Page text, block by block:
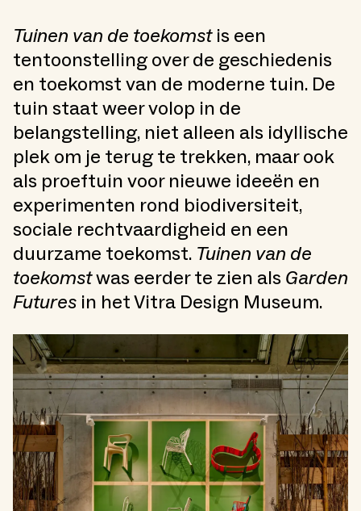
Tuinen van de toekomstis een
tentoonstelling over de geschiedenis
en toekomst van de moderne tuin. De
tuin staat weer volop in de
belangstelling, niet alleen als idyllische
plek om je terug te trekken, maar ook
als proeftuin voor nieuwe ideeën en
experimenten rond biodiversiteit,
sociale rechtvaardigheid en een
duurzame toekomst. Tuinen van de
toekomstwas eerder te zien alsGarden
Futures in het Vitra Design Museum.